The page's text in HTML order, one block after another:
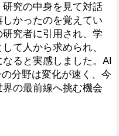
究の中身を見て対話
かったのを覚えてい
究者に引用され、学
て人から求められ、
ると実感しました。AI
分野は変化が速く、今
の最前線へ挑む機会